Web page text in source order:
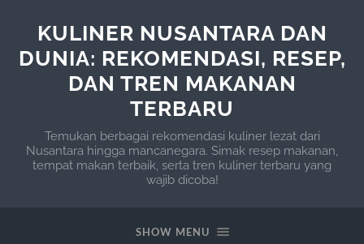
KULINER NUSANTARA DAN
DUNIA: REKOMENDASI, RESEP,
DAN TREN MAKANAN
TERBARU
Temukan berbagai rekomendasi kuliner lezat dari
Nusantara hingga mancanegara. Simak resep makanan,
tempat makan terbaik, serta tren kuliner terbaru yang
wajib dicoba!
SHOW MENU